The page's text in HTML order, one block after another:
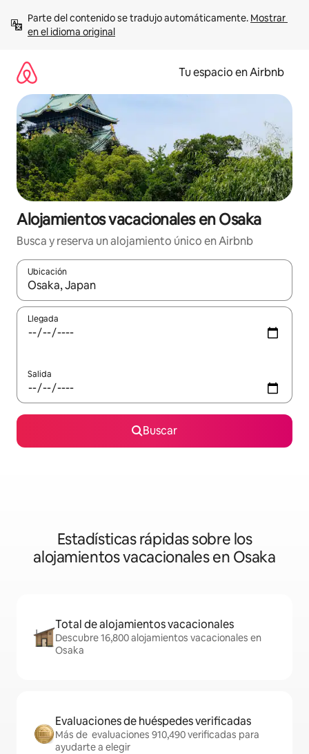
contenido
Parte del contenido se tradujo automáticamente. Mostrar
en el idioma original
Tu espacio en Airbnb
Alojamientos vacacionales en Osaka
Busca y reserva un alojamiento único en Airbnb
Ubicación
Cuando los resultados estén disponibles, podrás navegar
Llegada
Salida
Buscar
Estadísticas rápidas sobre los
alojamientos vacacionales en Osaka
Total de alojamientos vacacionales
Descubre 16,800 alojamientos vacacionales en
Osaka
Evaluaciones de huéspedes verificadas
Más de evaluaciones 910,490 verificadas para
ayudarte a elegir